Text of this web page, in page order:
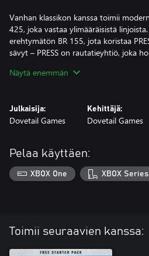
Vanhan klassikon kanssa toimii
425, joka vastaa ylimääräisistä
erehtymätön BR 155, jota koristaa
sävyt – PRESS on rautatieyhtiö, joka
Näytä enemmän
Julkaisija:
Dovetail Games
Kehittäjä:
Dovetail Games
Pelaa käyttäen:
XBOX One XBOX
Toimii seuraavien kanssa: